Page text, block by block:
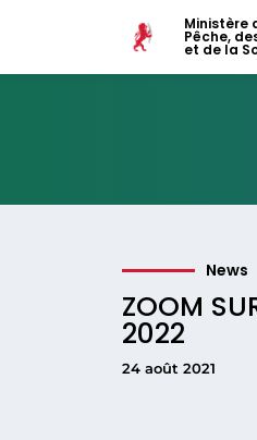
Ministère
Pêche,
et de la
News
ZOOM
2022
24 août 2021